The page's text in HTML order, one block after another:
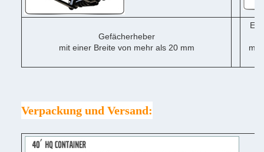
Gefächerheber
mit einer Breite von mehr als 20 mm
mit
Verpackung und Versand: